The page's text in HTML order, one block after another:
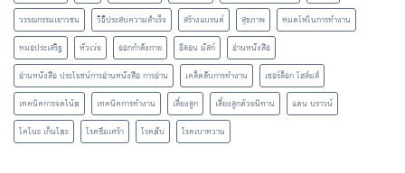
วรรณกรรมเยาวชน
วิธีประสบความสำเร็จ สร้างแบรนด์ สุขภาพ
หมดไฟในการทำงาน
หมอประเสริฐ
หัวเว่ย ออกกำลังกาย อีลอน มัสก์
อ่านหนังสือ
อ่านหนังสือ ประโยชน์การอ่านหนังสือ การอ่าน
เคล็ดลับการทำงาน
เชอร์ล็อก โฮล์มส์
เทคนิคการจดโน้ต
เทคนิคการทำงาน เลี้ยงลูก เลี้ยงลูกด้วยนิทาน
แดน บราวน์
โคโนะ เก็นโตะ
โรคซึมเศร้า โรคตับ โรคเบาหวาน